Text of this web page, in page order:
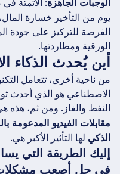
الوجبات الجاهزة
يوم من التأخير خسارة
الفرصة للتركيز على جودة
الورقية ومطاردتها.
أين يُحدث الذكاء
من ناحية أخرى، تتعامل
الاصطناعي هو الذي أحدث
النفط والغاز. ومن ثم، هذه
مقابلات الفيديو المدعومة
الذكيلها التأثير الأكبر هي.
إليك الطريقة التي
في حل أصعب مشكلات